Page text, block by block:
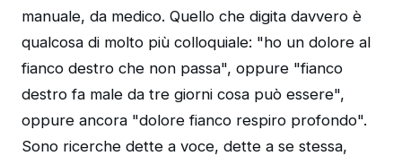
manuale, da medico. Quello che digita davvero è
qualcosa di molto più colloquiale: "ho un dolore al
fianco destro che non passa", oppure "fianco
destro fa male da tre giorni cosa può essere",
oppure ancora "dolore fianco respiro profondo".
Sono ricerche dette a voce, dette a se stessa,